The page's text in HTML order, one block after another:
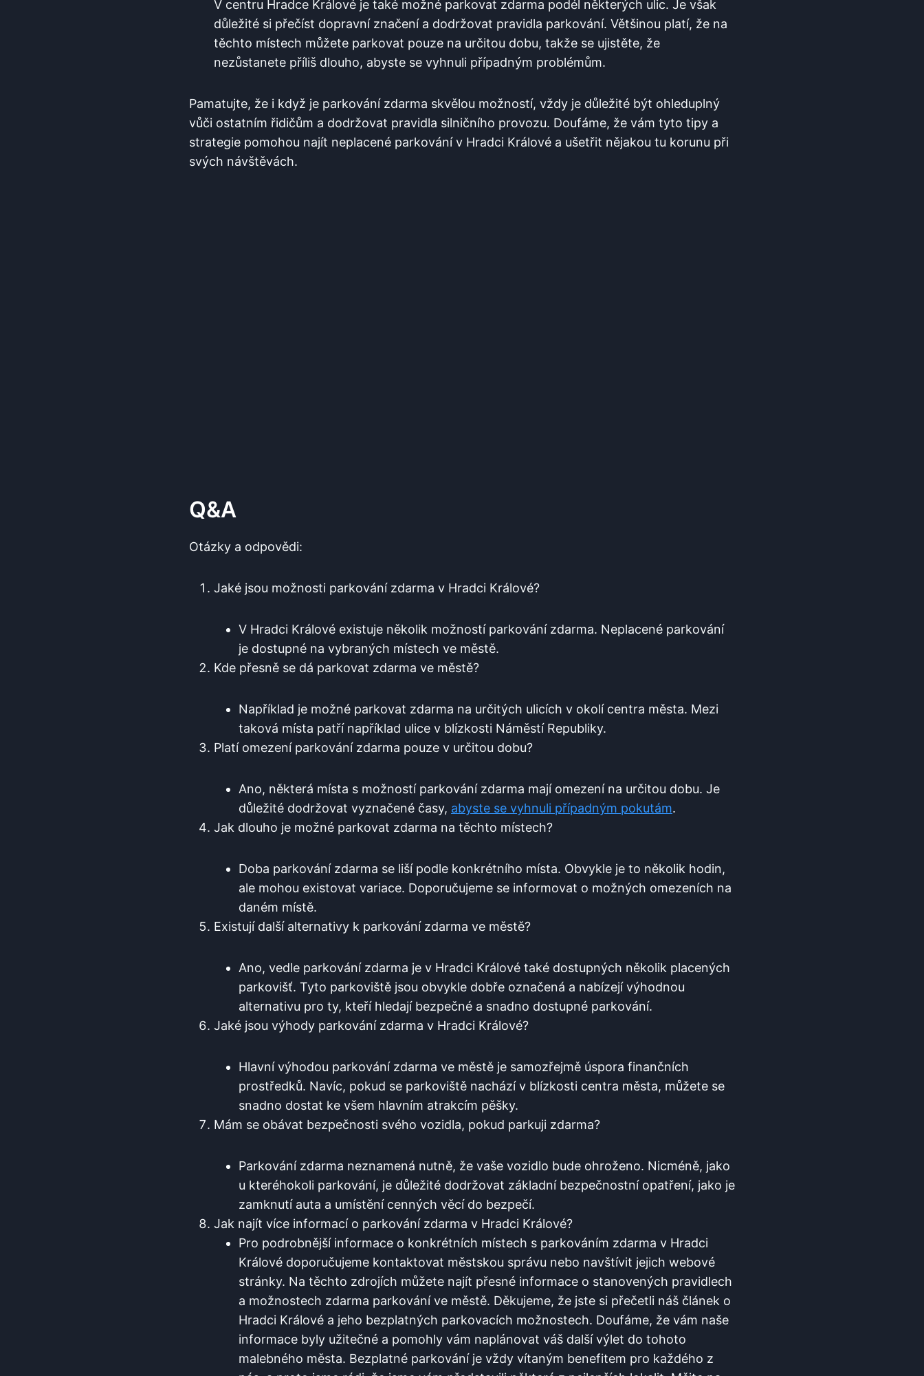
V centru Hradce ⁢Králové je také možné⁣ parkovat ⁣zdarma podél některých ⁤ulic. ‌Je ‌však
důležité si ⁤přečíst dopravní‍ značení a dodržovat pravidla parkování. Většinou ‌platí, ⁤že na
těchto místech můžete parkovat pouze​ na‌ určitou dobu, takže‌ se⁤ ujistěte, ​že
nezůstanete⁤ příliš dlouho, abyste se vyhnuli případným problémům.
Pamatujte, že ⁣i⁤ když je parkování zdarma⁤ skvělou‌ možností,⁢ vždy je​ důležité⁣ být ‌ohleduplný
vůči ostatním řidičům a dodržovat pravidla ‌silničního⁢ provozu. Doufáme, že vám tyto tipy a
strategie pomohou najít neplacené parkování v Hradci ‌Králové a ušetřit nějakou tu korunu při
svých návštěvách.
Q&A
Otázky a odpovědi:
Jaké jsou možnosti‌ parkování zdarma ⁤v Hradci Králové?
V Hradci Králové ​existuje několik možností parkování⁣ zdarma. Neplacené⁢ parkování
je dostupné na vybraných místech ve městě.
Kde přesně se dá⁤ parkovat‍ zdarma‌ ve městě?
Například je možné ‌parkovat‍ zdarma ⁤na určitých⁢ ulicích v okolí ⁣centra města. Mezi
taková místa patří​ například ulice​ v blízkosti ⁣Náměstí Republiky.
Platí ‌omezení‌ parkování zdarma ⁣pouze v určitou dobu?
Ano, některá místa ⁢s možností parkování ⁢zdarma‌ mají omezení ‌na ⁢určitou dobu. Je⁣
důležité dodržovat vyznačené ‌časy, abyste se‍ vyhnuli případným pokutám.
Jak ⁣dlouho‍ je možné parkovat zdarma na těchto místech?
Doba parkování zdarma se liší podle konkrétního místa. Obvykle je to několik hodin,
ale mohou existovat variace. Doporučujeme se informovat o⁣ možných ⁤omezeních‌ na
daném místě.
Existují další alternativy k parkování zdarma ve městě?
Ano, vedle parkování zdarma je‍ v Hradci ‌Králové také​ dostupných ⁤několik⁢ placených
parkovišť. ​Tyto parkoviště jsou obvykle ⁢dobře označená‌ a nabízejí ⁣výhodnou
alternativu ⁤pro‌ ty, kteří hledají ‍bezpečné⁤ a snadno ⁣dostupné parkování.
Jaké jsou ‍výhody parkování zdarma⁢ v Hradci Králové?
Hlavní ​výhodou parkování zdarma ve ⁢městě‌ je ⁣samozřejmě úspora finančních
prostředků. Navíc, ⁤pokud se parkoviště nachází v blízkosti⁣ centra města, můžete⁢ se
snadno ​dostat ​ke ⁣všem hlavním atrakcím⁤ pěšky.
Mám se ⁢obávat​ bezpečnosti svého vozidla,‌ pokud parkuji ⁤zdarma?
Parkování‍ zdarma⁤ neznamená nutně, ⁣že vaše ‍vozidlo bude ohroženo.​ Nicméně, jako
u kteréhokoli parkování, je⁤ důležité dodržovat základní bezpečnostní opatření, jako je‍
zamknutí ⁣auta ⁢a ⁤umístění cenných ​věcí ‌do ⁤bezpečí.
Jak najít více‌ informací o parkování ‌zdarma‌ v Hradci Králové?
Pro‍ podrobnější informace ⁣o konkrétních místech⁢ s parkováním ​zdarma‌ v Hradci
Králové doporučujeme kontaktovat městskou správu nebo navštívit jejich webové
stránky. Na těchto‌ zdrojích můžete najít⁢ přesné informace o stanovených​ pravidlech⁣
a možnostech zdarma parkování ve městě. Děkujeme, že jste si⁢ přečetli náš ‍článek o‍
Hradci Králové ⁢a jeho bezplatných parkovacích‍ možnostech. Doufáme, že vám naše ​
informace byly užitečné a pomohly⁣ vám⁤ naplánovat váš další výlet⁣ do tohoto⁢
malebného města.‍ Bezplatné ⁣parkování je vždy ⁣vítaným benefitem ⁤pro každého z⁣